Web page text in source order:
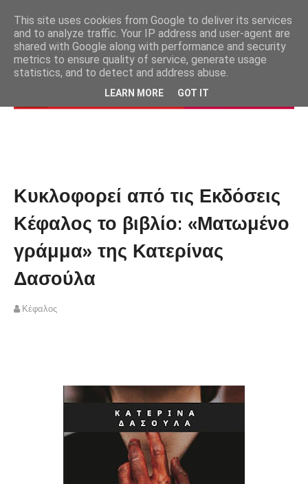
Κυκλοφορεί από τις Εκδόσεις
Κέφαλος το βιβλίο: «Ματωμένο
γράμμα» της Κατερίνας
Δασούλα
Κέφαλος
This site uses cookies from Google to deliver its services
and to analyze traffic. Your IP address and user-agent are
shared with Google along with performance and security
metrics to ensure quality of service, generate usage
statistics, and to detect and address abuse.
LEARN MORE GOT IT